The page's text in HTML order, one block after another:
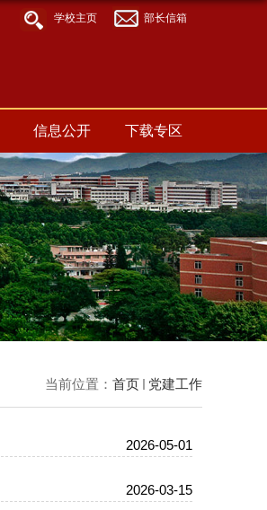
部长信箱
学校主页
信息公开 下载专区
当前位置： 首页 党建工作
2026-05-01
2026-03-15